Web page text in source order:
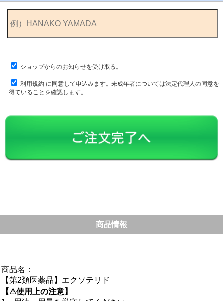
ショップからのお知らせを受け取る。
利用規約に同意して申込みます。未成年者については法定代理人の同意を
得ていることを確認します。
商品情報
商品名：
【第2類医薬品】エクソテリド
【⚠使用上の注意】